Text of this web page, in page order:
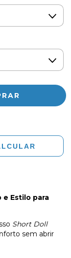
e Estilo para
Short Doll
sem abrir